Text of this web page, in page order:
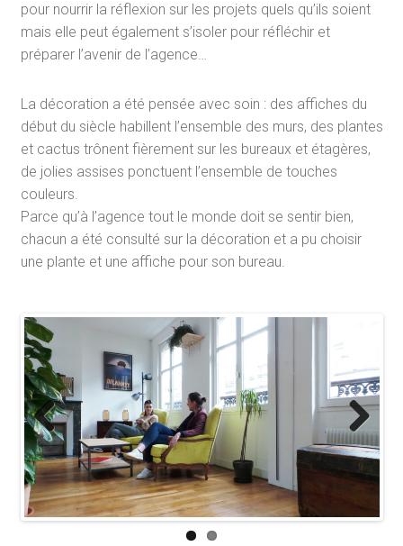
pour nourrir la réflexion sur les projets quels qu’ils soient
mais elle peut également s’isoler pour réfléchir et
préparer l’avenir de l’agence…
La décoration a été pensée avec soin : des affiches du
début du siècle habillent l’ensemble des murs, des plantes
et cactus trônent fièrement sur les bureaux et étagères,
de jolies assises ponctuent l’ensemble de touches
couleurs.
Parce qu’à l’agence tout le monde doit se sentir bien,
chacun a été consulté sur la décoration et a pu choisir
une plante et une affiche pour son bureau.
Previous Next